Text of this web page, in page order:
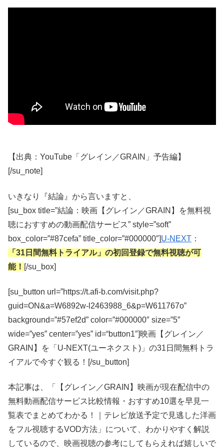
【出典：YouTube「グレイン／GRAIN」予告編】
[/su_note]
いきなり『結論』から言いますと、
[su_box title=”結論：映画【グレイン／GRAIN】を無料視
聴におすすめの動画配信サービス” style=”soft”
box_color=”#87cefa” title_color=”#000000″]U-NEXT ：
「31日間無料トライアル」の初回登録で無料視聴が可
能！ [/su_box]
[su_button url=”https://t.afi-b.com/visit.php?
guid=ON&a=W6892w-l2463988_6&p=W611767o”
background=”#57ef2d” color=”#000000″ size=”5″
wide=”yes” center=”yes” id=“button1″]映画【グレイン／
GRAIN】を「U-NEXT(ユーネクスト)」の31日間無料トラ
イアルで今すぐ観る！[/su_button]
本記事は、「【グレイン／GRAIN】映画が現在配信中の
無料動画配信サービス比較情報・おすすめ10選を早見一
覧表でまとめてわかる！｜テレビ放送予定で見逃した洋画
をフル視聴するVOD方法」について、わかりやすく解説
しているので、映画視聴の参考にしてもらえれば嬉しいで